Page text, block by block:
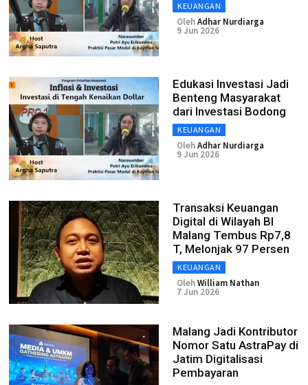
KEUANGAN
OlehAdhar Nurdiarga
9 Jun 2026
Edukasi Investasi Jadi
Benteng Masyarakat
dari Investasi Bodong
KEUANGAN
OlehAdhar Nurdiarga
9 Jun 2026
Transaksi Keuangan
Digital di Wilayah BI
Malang Tembus Rp7,8
T, Melonjak 97 Persen
KEUANGAN
OlehWilliam Nathan
7 Jun 2026
Malang Jadi Kontributor
Nomor Satu AstraPay di
Jatim Digitalisasi
Pembayaran